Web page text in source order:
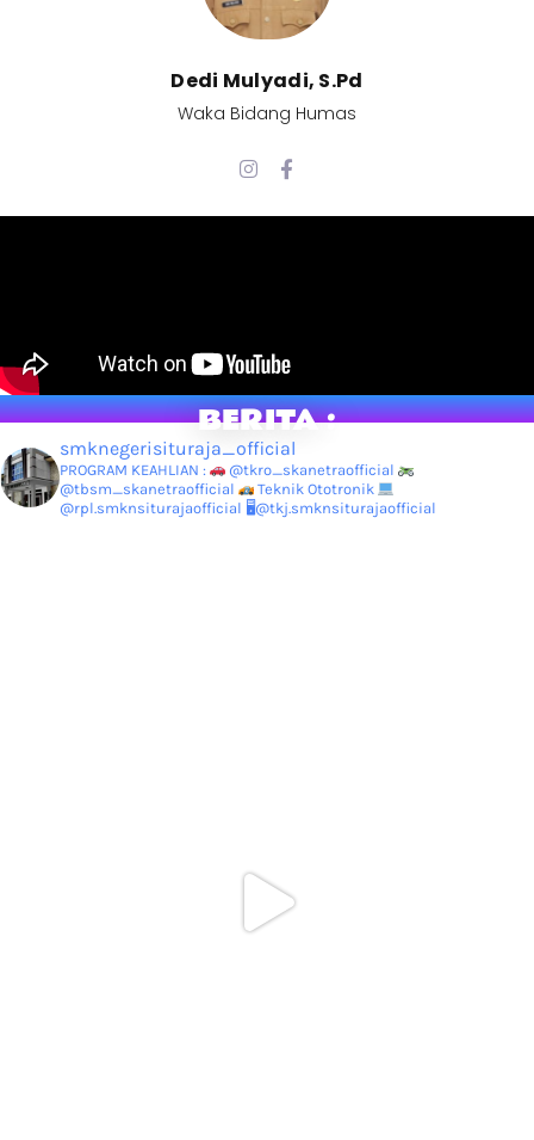
Dedi Mulyadi, S.Pd​
Waka Bidang Humas
BERITA :
smknegerisituraja_official
PROGRAM KEAHLIAN :
@tkro_skanetraofficial
@tbsm_skanetraofficial
Teknik Ototronik
@rpl.smknsiturajaofficial 🖥@tkj.smknsiturajaofficial